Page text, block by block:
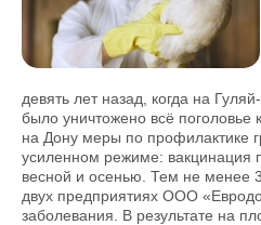
девять лет назад, когда на
было уничтожено всё
на Дону меры по профилактике
усиленном режиме: вакцинация
весной и осенью. Тем не менее
двух предприятиях ООО
заболевания. В результате на